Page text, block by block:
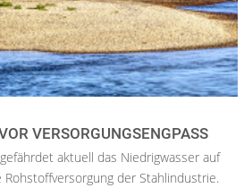
VERSORGUNGSENGPASS
aktuell das Niedrigwasser auf
der Stahlindustrie.